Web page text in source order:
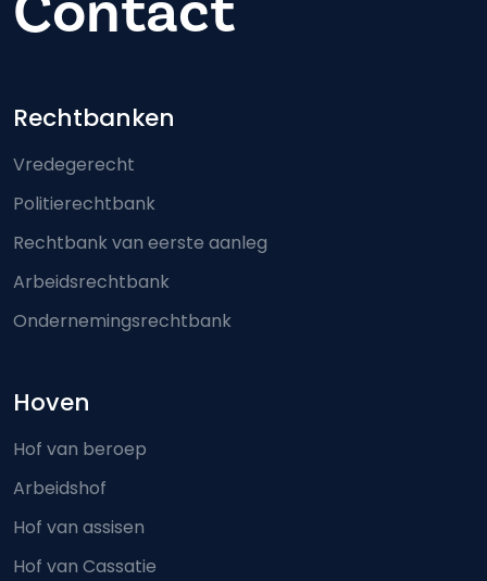
Footer-menu
Rechtbanken
Vredegerecht
Politierechtbank
Rechtbank van eerste aanleg
Arbeidsrechtbank
Ondernemingsrechtbank
Hoven
Hof van beroep
Arbeidshof
Hof van assisen
Hof van Cassatie